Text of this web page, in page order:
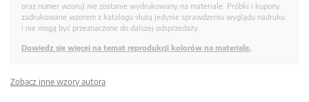
oraz numer wzoru) nie zostanie wydrukowany na materiale. Próbki i kupony
zadrukowane wzorem z katalogu służą jedynie sprawdzeniu wyglądu nadruku
i nie mogą być przeznaczone do dalszej odsprzedaży.
Dowiedz się więcej na temat reprodukcji kolorów na materiale.
Zobacz inne wzory autora